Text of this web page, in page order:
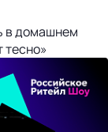
в домашнем
тесно»